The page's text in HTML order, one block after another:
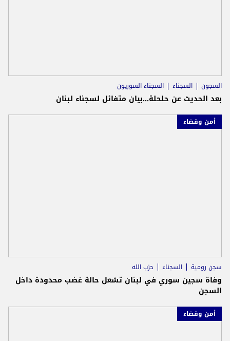
السجون السجناء السجناء السوريون
بعد الحديث عن حلحلة...بيان متفائل لسجناء لبنان
أمن وقضاء
سجن رومية السجناء حزب الله
وفاة سجين سوري في لبنان تشعل حالة غضب محدودة داخل
السجن
أمن وقضاء